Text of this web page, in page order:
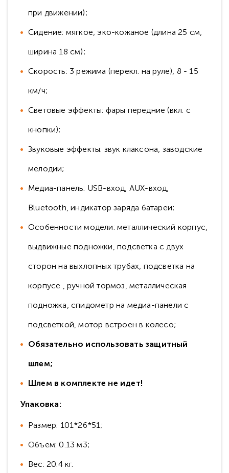
при движении);
Сидение: мягкое, эко-кожаное (длина 25 см,
ширина 18 см);
Скорость: 3 режима (перекл. на руле), 8 - 15
км/ч;
Световые эффекты: фары передние (вкл. с
кнопки);
Звуковые эффекты: звук клаксона, заводские
мелодии;
Медиа-панель: USB-вход, AUX-вход,
Bluetooth, индикатор заряда батареи;
Особенности модели: металлический корпус,
выдвижные подножки, подсветка с двух
сторон на выхлопных трубах, подсветка на
корпусе , ручной тормоз, металлическая
подножка, спидометр на медиа-панели с
подсветкой, мотор встроен в колесо;
Обязательно использовать защитный
шлем;
Шлем в комплекте не идет!
Упаковка:
Размер: 101*26*51;
Объем: 0.13 м3;
Вес: 20.4 кг.